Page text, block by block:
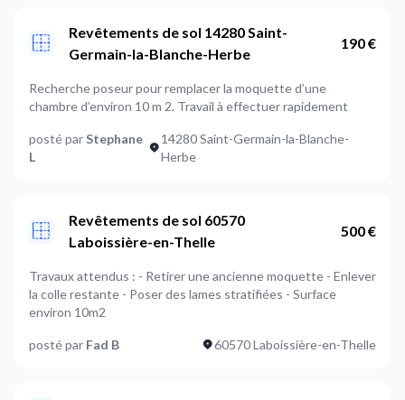
Revêtements de sol 14280 Saint-
Germain-la-Blanche-Herbe
190 €
Recherche poseur pour remplacer la moquette d’une
chambre d’environ 10 m 2. Travail à effectuer rapidement
posté par Stephane
L
14280 Saint-Germain-la-Blanche-
Herbe
Revêtements de sol 60570
Laboissière-en-Thelle
500 €
Travaux attendus : - Retirer une ancienne moquette - Enlever
la colle restante - Poser des lames stratifiées - Surface
environ 10m2
posté par Fad B 60570 Laboissière-en-Thelle